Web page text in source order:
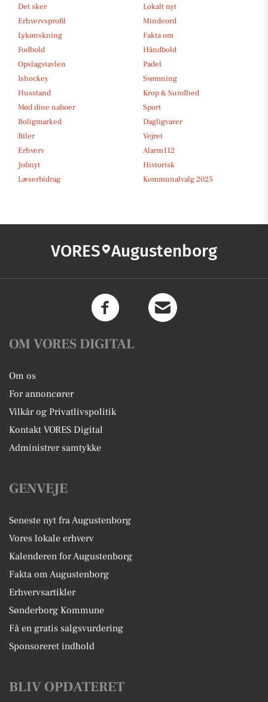
Det sker
Lokalt nyt
Erhvervsprofil
Mindeord
Lykønskning
Fakta om
Fodbold
Håndbold
Opslagstavlen
Padel
Ishockey
Svømning
Husstand
Krop & Sundhed
Mød dine naboer
Sport
Boligmarked
Dagligvarer
Biler
Vejret
Erhverv
Alarm112
Jobnyt
Historisk
Læserbidrag
Kommunalvalg 2025
VORES Augustenborg
OM VORES DIGITAL
Om os
For annoncører
Vilkår og Privatlivspolitik
Kontakt VORES Digital
Administrer samtykke
GENVEJE
Seneste nyt fra Augustenborg
Vores lokale erhverv
Kalenderen for Augustenborg
Fakta om Augustenborg
Erhvervsartikler
Sønderborg Kommune
Få en gratis salgsvurdering
Sponsoreret indhold
BLIV OPDATERET